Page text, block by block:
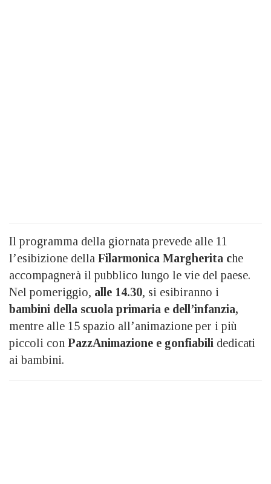
Il programma della giornata prevede alle 11
l’esibizione della Filarmonica Margherita che
accompagnerà il pubblico lungo le vie del paese.
Nel pomeriggio, alle 14.30, si esibiranno i
bambini della scuola primaria e dell’infanzia,
mentre alle 15 spazio all’animazione per i più
piccoli con PazzAnimazione e gonfiabili dedicati
ai bambini.